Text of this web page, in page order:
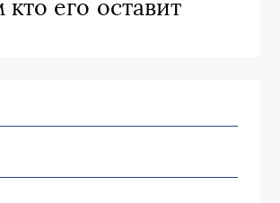
его оставит